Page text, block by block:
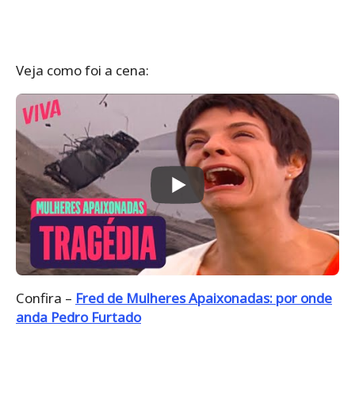
Veja como foi a cena:
Confira – Fred de Mulheres Apaixonadas: por onde
anda Pedro Furtado